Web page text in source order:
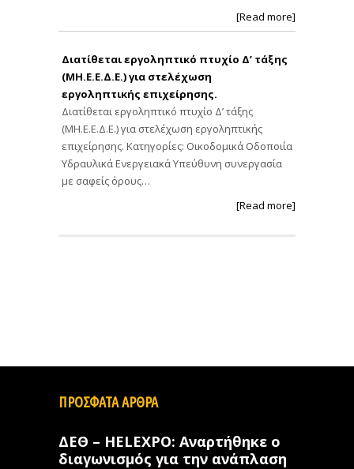
[Read more]
Διατίθεται εργοληπτικό πτυχίο Δ’ τάξης
(ΜΗ.Ε.Ε.Δ.Ε.) για στελέχωση
εργοληπτικής επιχείρησης.
Διατίθεται εργοληπτικό πτυχίο Δ’ τάξης
(ΜΗ.Ε.Ε.Δ.Ε.) για στελέχωση εργοληπτικής
επιχείρησης. Κατηγορίες: Οικοδομικά Οδοποιία
Υδραυλικά Ενεργειακά Υπεύθυνη συνεργασία
με σαφείς όρους…
[Read more]
ΠΡΟΣΦΑΤΑ ΑΡΘΡΑ
ΔΕΘ – HELEXPO: Αναρτήθηκε ο
διαγωνισμός για την ανάπλαση